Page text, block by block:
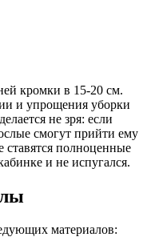
кромки в 15-20 см.
и упрощения уборки
не зря: если
смогут прийти ему
полноценные
и не испугался.
материалов: